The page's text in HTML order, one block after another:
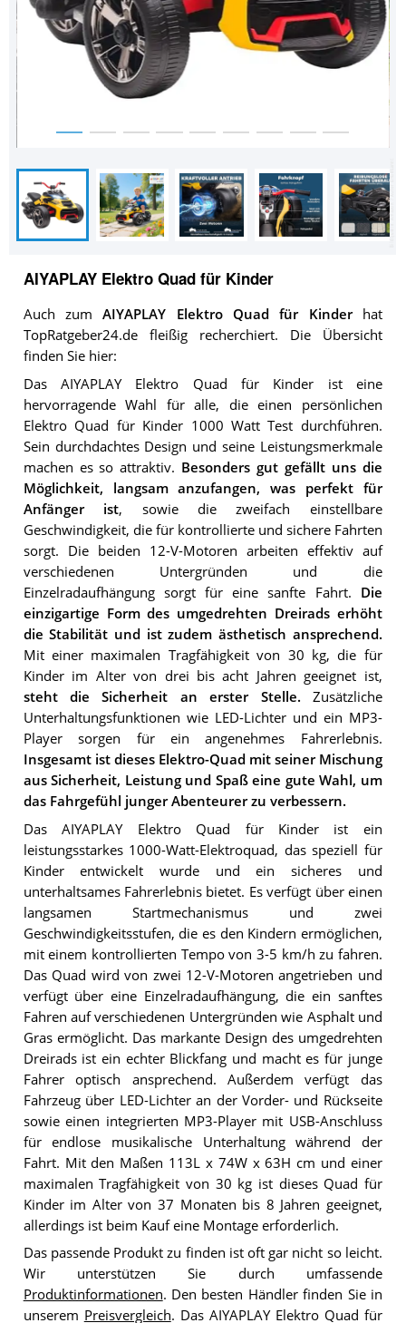
AIYAPLAY Elektro Quad für Kinder
Auch zumAIYAPLAY Elektro Quad für Kinderhat
TopRatgeber24.de fleißig recherchiert. Die Übersicht
finden Sie hier:
Das AIYAPLAY Elektro Quad für Kinder ist eine
hervorragende Wahl für alle, die einen persönlichen
Elektro Quad für Kinder 1000 Watt Test durchführen.
Sein durchdachtes Design und seine Leistungsmerkmale
machen es so attraktiv. Besonders gut gefällt uns die
Möglichkeit, langsam anzufangen, was perfekt für
Anfänger ist, sowie die zweifach einstellbare
Geschwindigkeit, die für kontrollierte und sichere Fahrten
sorgt. Die beiden 12-V-Motoren arbeiten effektiv auf
verschiedenen Untergründen und die
Einzelradaufhängung sorgt für eine sanfte Fahrt. Die
einzigartige Form des umgedrehten Dreirads erhöht
die Stabilität und ist zudem ästhetisch ansprechend.
Mit einer maximalen Tragfähigkeit von 30 kg, die für
Kinder im Alter von drei bis acht Jahren geeignet ist,
steht die Sicherheit an erster Stelle. Zusätzliche
Unterhaltungsfunktionen wie LED-Lichter und ein MP3-
Player sorgen für ein angenehmes Fahrerlebnis.
Insgesamt ist dieses Elektro-Quad mit seiner Mischung
aus Sicherheit, Leistung und Spaß eine gute Wahl, um
das Fahrgefühl junger Abenteurer zu verbessern.
Das AIYAPLAY Elektro Quad für Kinder ist ein
leistungsstarkes 1000-Watt-Elektroquad, das speziell für
Kinder entwickelt wurde und ein sicheres und
unterhaltsames Fahrerlebnis bietet. Es verfügt über einen
langsamen Startmechanismus und zwei
Geschwindigkeitsstufen, die es den Kindern ermöglichen,
mit einem kontrollierten Tempo von 3-5 km/h zu fahren.
Das Quad wird von zwei 12-V-Motoren angetrieben und
verfügt über eine Einzelradaufhängung, die ein sanftes
Fahren auf verschiedenen Untergründen wie Asphalt und
Gras ermöglicht. Das markante Design des umgedrehten
Dreirads ist ein echter Blickfang und macht es für junge
Fahrer optisch ansprechend. Außerdem verfügt das
Fahrzeug über LED-Lichter an der Vorder- und Rückseite
sowie einen integrierten MP3-Player mit USB-Anschluss
für endlose musikalische Unterhaltung während der
Fahrt. Mit den Maßen 113L x 74W x 63H cm und einer
maximalen Tragfähigkeit von 30 kg ist dieses Quad für
Kinder im Alter von 37 Monaten bis 8 Jahren geeignet,
allerdings ist beim Kauf eine Montage erforderlich.
Das passende Produkt zu finden ist oft gar nicht so leicht.
Wir unterstützen Sie durch umfassende
Produktinformationen. Den besten Händler finden Sie in
unserem Preisvergleich. Das AIYAPLAY Elektro Quad für